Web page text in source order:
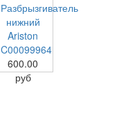
Разбрызгиватель
нижний
Ariston
C00099964
600.00
руб